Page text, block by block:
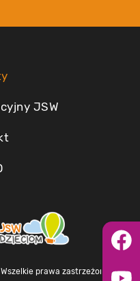
JSW
prawa zastrzeżone.